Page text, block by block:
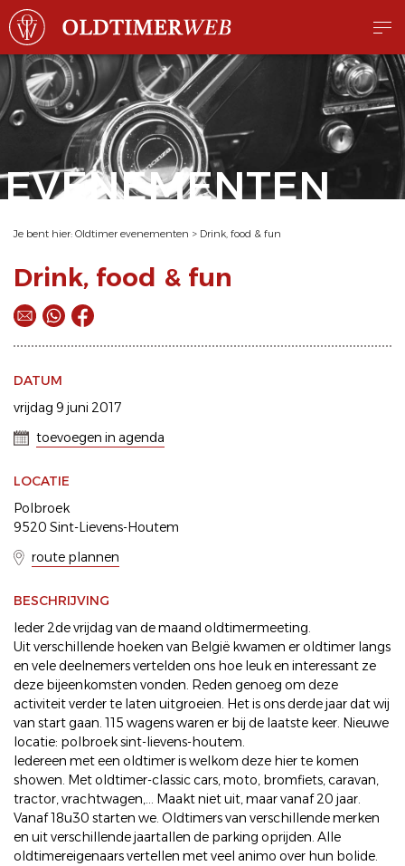
EVENEMENTEN
Je bent hier: Oldtimer evenementen > Drink, food & fun
Drink, food & fun
DATUM
vrijdag 9 juni 2017
toevoegen in agenda
LOCATIE
Polbroek
9520 Sint-Lievens-Houtem
route plannen
BESCHRIJVING
Ieder 2de vrijdag van de maand oldtimermeeting.
Uit verschillende hoeken van België kwamen er oldtimer langs
en vele deelnemers vertelden ons hoe leuk en interessant ze
deze bijeenkomsten vonden. Reden genoeg om deze
activiteit verder te laten uitgroeien. Het is ons derde jaar dat wij
van start gaan. 115 wagens waren er bij de laatste keer. Nieuwe
locatie: polbroek sint-lievens-houtem.
Iedereen met een oldtimer is welkom deze hier te komen
showen. Met oldtimer-classic cars, moto, bromfiets, caravan,
tractor, vrachtwagen,... Maakt niet uit, maar vanaf 20 jaar.
Vanaf 18u30 starten we. Oldtimers van verschillende merken
en uit verschillende jaartallen de parking oprijden. Alle
oldtimereigenaars vertellen met veel animo over hun bolide.